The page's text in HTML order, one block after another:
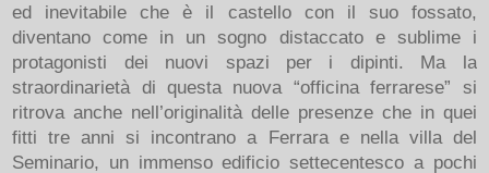
ed inevitabile che è il castello con il suo fossato,
diventano come in un sogno distaccato e sublime i
protagonisti dei nuovi spazi per i dipinti. Ma la
straordinarietà di questa nuova “officina ferrarese” si
ritrova anche nell’originalità delle presenze che in quei
fitti tre anni si incontrano a Ferrara e nella villa del
Seminario, un immenso edificio settecentesco a pochi